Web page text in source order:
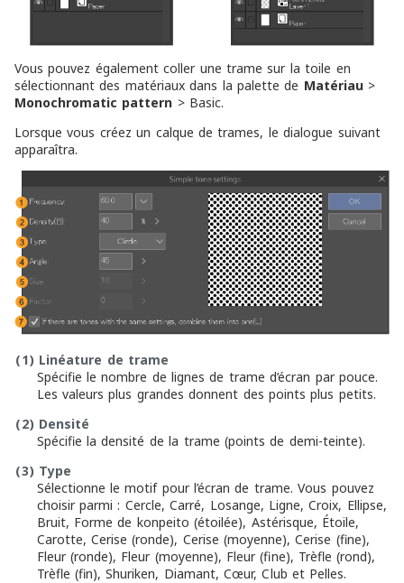
Vous pouvez également coller une trame sur la toile en
sélectionnant des matériaux dans la palette de Matériau>
Monochromatic pattern > Basic.
Lorsque vous créez un calque de trames, le dialogue suivant
apparaîtra.
(1) Linéature de trame
Spécifie le nombre de lignes de trame d’écran par pouce.
Les valeurs plus grandes donnent des points plus petits.
(2) Densité
Spécifie la densité de la trame (points de demi-teinte).
(3) Type
Sélectionne le motif pour l’écran de trame. Vous pouvez
choisir parmi : Cercle, Carré, Losange, Ligne, Croix, Ellipse,
Bruit, Forme de konpeito (étoilée), Astérisque, Étoile,
Carotte, Cerise (ronde), Cerise (moyenne), Cerise (fine),
Fleur (ronde), Fleur (moyenne), Fleur (fine), Trèfle (rond),
Trèfle (fin), Shuriken, Diamant, Cœur, Club et Pelles.